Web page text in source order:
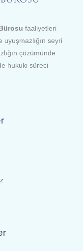
faaliyetleri
uyuşmazlığın seyri
çözümünde
hukuki süreci